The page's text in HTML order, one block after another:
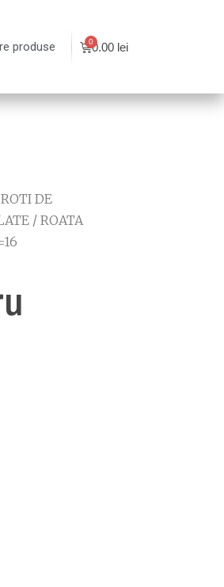
produse 0.00 lei
DE
/ ROATA